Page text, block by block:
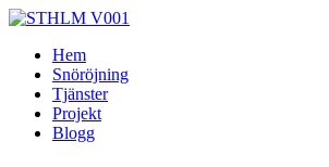
Skip
contentHem
Snöröjning
Tjänster
Projekt
Blogg